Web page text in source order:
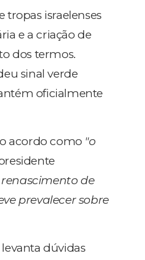
tropas israelenses
e a criação de
dos termos.
sinal verde
oficialmente
acordo como "o
de
prevalecer sobre
dúvidas